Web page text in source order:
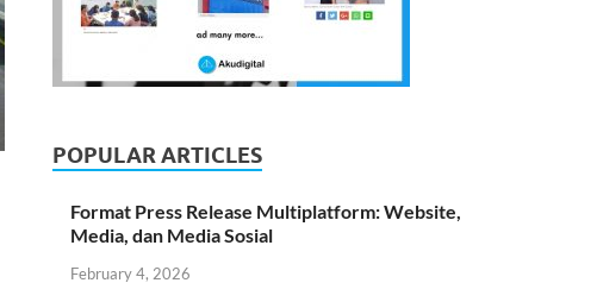
POPULAR ARTICLES
Format Press Release Multiplatform: Website,
Media, dan Media Sosial
February 4, 2026